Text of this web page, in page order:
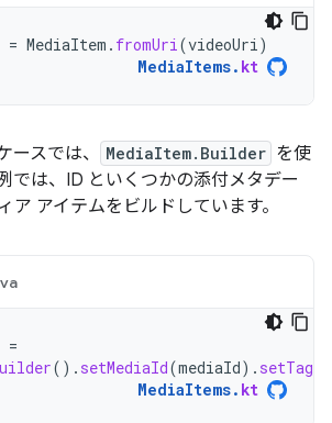
= MediaItem . fromUri(videoUri)
MediaItems. kt
ースでは、 MediaItem.Builder を使
では、ID といくつかの添付メタデー
ア アイテムをビルドしています。
=
(). setMediaId(mediaId). setTag
MediaItems. kt